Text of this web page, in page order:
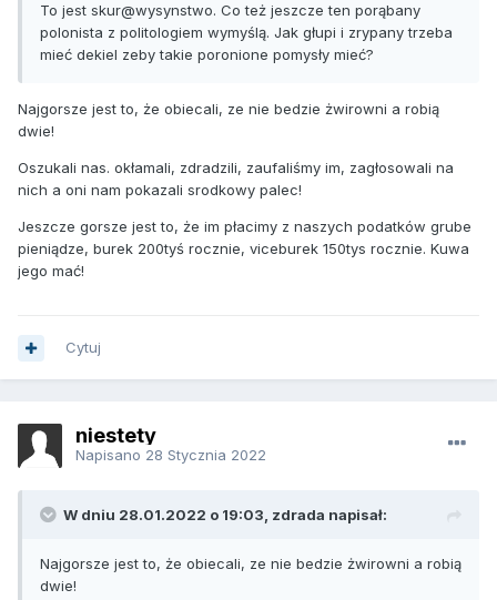
To jest skur@wysynstwo. Co też jeszcze ten porąbany
polonista z politologiem wymyślą. Jak głupi i zrypany trzeba
mieć dekiel zeby takie poronione pomysły mieć?
Najgorsze jest to, że obiecali, ze nie bedzie żwirowni a robią
dwie!
Oszukali nas. okłamali, zdradzili, zaufaliśmy im, zagłosowali na
nich a oni nam pokazali srodkowy palec!
Jeszcze gorsze jest to, że im płacimy z naszych podatków grube
pieniądze, burek 200tyś rocznie, viceburek 150tys rocznie. Kuwa
jego mać!
Cytuj
niestety
Napisano 28 Stycznia 2022
W dniu 28.01.2022 o 19:03, zdrada napisał:
Najgorsze jest to, że obiecali, ze nie bedzie żwirowni a robią
dwie!